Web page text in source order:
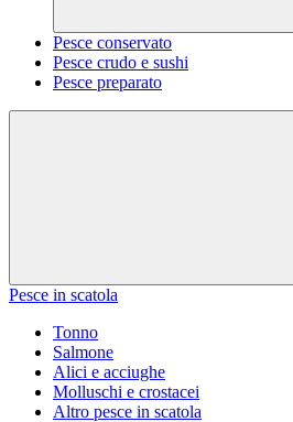
Pesce conservato
Pesce crudo e sushi
Pesce preparato
Pesce in scatola
Tonno
Salmone
Alici e acciughe
Molluschi e crostacei
Altro pesce in scatola